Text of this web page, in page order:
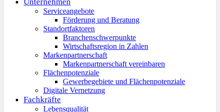
Serviceangebote
Förderung und Beratung
Standortfaktoren
Branchenschwerpunkte
Wirtschaftsregion in Zahlen
Markenpartnerschaft
Markenpartnerschaft vereinbaren
Flächenpotenziale
Gewerbegebiete und Flächenpotenziale
Digitale Vernetzung
Fachkräfte
Lebensqualität